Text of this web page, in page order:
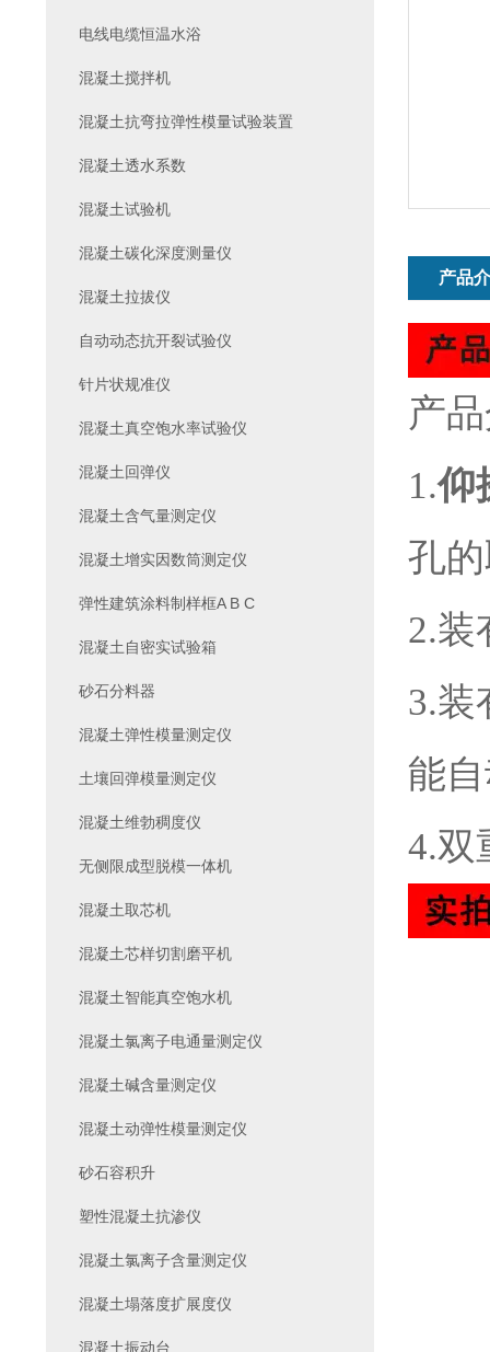
产品
产
1.仰
孔
2.装
3.装
能
4.双
电线电缆恒温水浴
混凝土搅拌机
混凝土抗弯拉弹性模量试验装置
混凝土透水系数
混凝土试验机
混凝土碳化深度测量仪
混凝土拉拔仪
自动动态抗开裂试验仪
针片状规准仪
混凝土真空饱水率试验仪
混凝土回弹仪
混凝土含气量测定仪
混凝土增实因数筒测定仪
弹性建筑涂料制样框A B C
混凝土自密实试验箱
砂石分料器
混凝土弹性模量测定仪
土壤回弹模量测定仪
混凝土维勃稠度仪
无侧限成型脱模一体机
混凝土取芯机
混凝土芯样切割磨平机
混凝土智能真空饱水机
混凝土氯离子电通量测定仪
混凝土碱含量测定仪
混凝土动弹性模量测定仪
砂石容积升
塑性混凝土抗渗仪
混凝土氯离子含量测定仪
混凝土塌落度扩展度仪
混凝土振动台